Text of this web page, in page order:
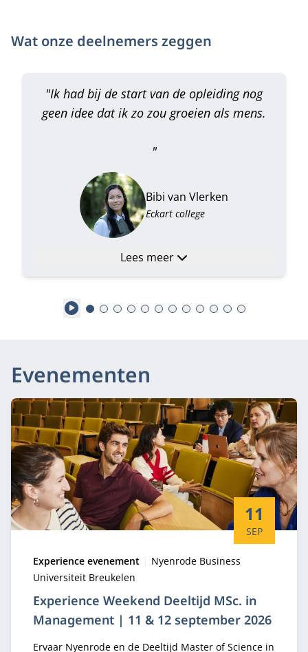
Wat onze deelnemers zeggen
"Ik had bij de start van de opleiding nog
geen idee dat ik zo zou groeien als mens.
"
Bibi van Vlerken
Eckart college
Lees meer
Play
Evenementen
Experience Weekend Deeltijd MSc. in
Management | 11 & 12 september 2026
Startdatum:
11
SEP
Type:
Experience evenement Locatie:
Nyenrode Business
Universiteit Breukelen
Ervaar Nyenrode en de Deeltijd Master of Science in